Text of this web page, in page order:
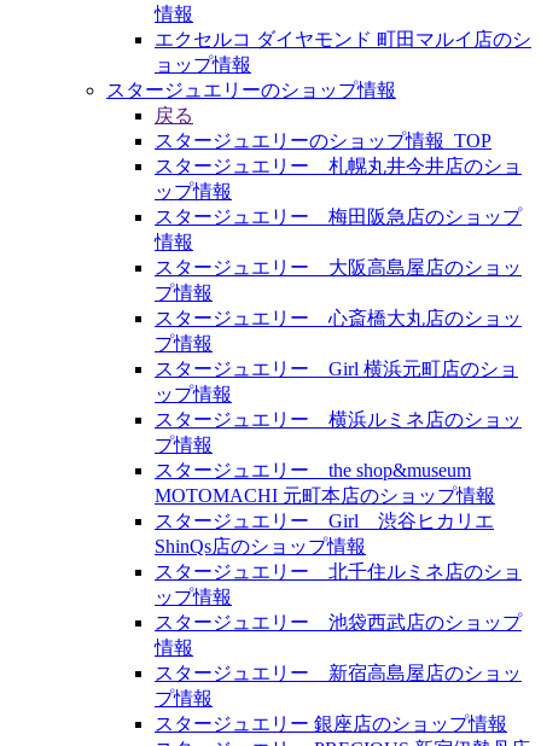
情報
エクセルコ ダイヤモンド 町田マルイ店のシ
ョップ情報
スタージュエリーのショップ情報
戻る
スタージュエリーのショップ情報_TOP
スタージュエリー 札幌丸井今井店のショ
ップ情報
スタージュエリー 梅田阪急店のショップ
情報
スタージュエリー 大阪高島屋店のショッ
プ情報
スタージュエリー 心斎橋大丸店のショッ
プ情報
スタージュエリー Girl 横浜元町店のショ
ップ情報
スタージュエリー 横浜ルミネ店のショッ
プ情報
スタージュエリー the shop&museum
MOTOMACHI 元町本店のショップ情報
スタージュエリー Girl 渋谷ヒカリエ
ShinQs店のショップ情報
スタージュエリー 北千住ルミネ店のショ
ップ情報
スタージュエリー 池袋西武店のショップ
情報
スタージュエリー 新宿高島屋店のショッ
プ情報
スタージュエリー 銀座店のショップ情報